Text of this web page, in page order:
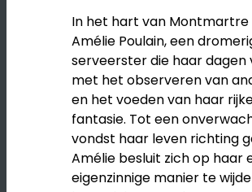
In het hart van Montmartre
Amélie Poulain, een
serveerster die haar dagen
met het observeren van
en het voeden van haar
fantasie. Tot een
vondst haar leven richting
Amélie besluit zich op haar
eigenzinnige manier te